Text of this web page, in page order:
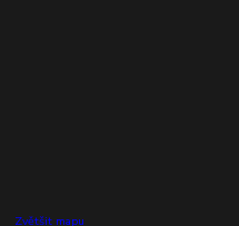
Zvětšit mapu